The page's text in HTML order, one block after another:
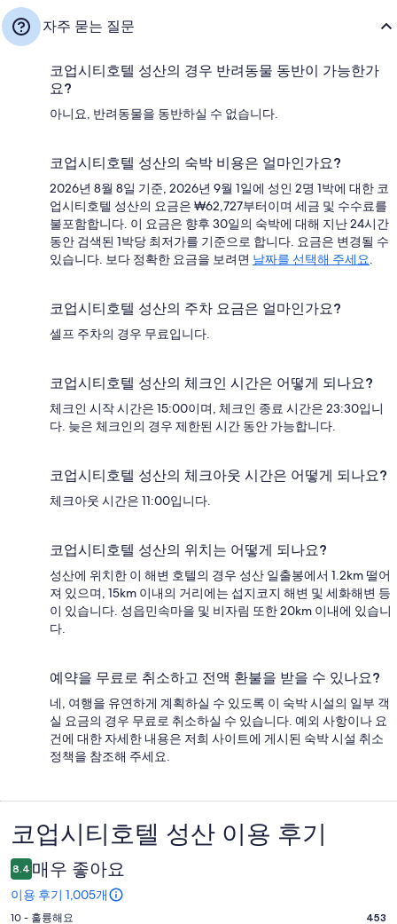
자주 묻는 질문
코업시티호텔 성산의 경우 반려동물 동반이 가능한가
요?
아니요, 반려동물을 동반하실 수 없습니다.
코업시티호텔 성산의 숙박 비용은 얼마인가요?
2026년 8월 8일 기준, 2026년 9월 1일에 성인 2명 1박에 대한 코
업시티호텔 성산의 요금은 ₩62,727부터이며 세금 및 수수료를
불포함합니다. 이 요금은 향후 30일의 숙박에 대해 지난 24시간
동안 검색된 1박당 최저가를 기준으로 합니다. 요금은 변경될 수
있습니다. 보다 정확한 요금을 보려면 날짜를 선택해 주세요.
코업시티호텔 성산의 주차 요금은 얼마인가요?
셀프 주차의 경우 무료입니다.
코업시티호텔 성산의 체크인 시간은 어떻게 되나요?
체크인 시작 시간은 15:00이며, 체크인 종료 시간은 23:30입니
다. 늦은 체크인의 경우 제한된 시간 동안 가능합니다.
코업시티호텔 성산의 체크아웃 시간은 어떻게 되나요?
체크아웃 시간은 11:00입니다.
코업시티호텔 성산의 위치는 어떻게 되나요?
성산에 위치한 이 해변 호텔의 경우 성산 일출봉에서 1.2km 떨어
져 있으며, 15km 이내의 거리에는 섭지코지 해변 및 세화해변 등
이 있습니다. 성읍민속마을 및 비자림 또한 20km 이내에 있습니
다.
예약을 무료로 취소하고 전액 환불을 받을 수 있나요?
네, 여행을 유연하게 계획하실 수 있도록 이 숙박 시설의 일부 객
실 요금의 경우 무료로 취소하실 수 있습니다. 예외 사항이나 요
건에 대한 자세한 내용은 저희 사이트에 게시된 숙박 시설 취소
정책을 참조해 주세요.
이
용
후
기
코업시티호텔 성산 이용 후기
8.4 매우 좋아요
이용 후기 1,005개
평
10 - 훌륭해요 453